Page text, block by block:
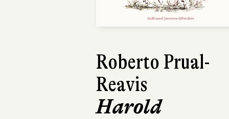
Roberto Prual-
Reavis
HaroldPetit